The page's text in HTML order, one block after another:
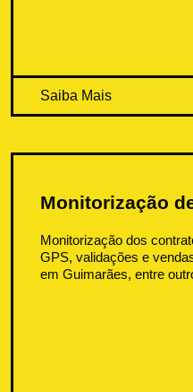
Saiba Mais
Monitorização
Monitorização dos
GPS, validações e
em Guimarães, entre